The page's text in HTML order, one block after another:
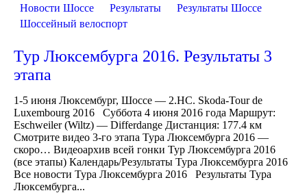
Новости Шоссе
Результаты
Результаты Шоссе
Шоссейный велоспорт
Тур Люксембурга 2016. Результаты 3
этапа
1-5 июня Люксембург, Шоссе — 2.HC. Skoda-Tour de
Luxembourg 2016 Суббота 4 июня 2016 года Маршрут:
Eschweiler (Wiltz) — Differdange Дистанция: 177.4 км
Смотрите видео 3-го этапа Тура Люксембурга 2016 —
скоро… Видеоархив всей гонки Тур Люксембурга 2016
(все этапы) Календарь/Результаты Тура Люксембурга 2016
Все новости Тура Люксембурга 2016 Результаты Тура
Люксембурга...